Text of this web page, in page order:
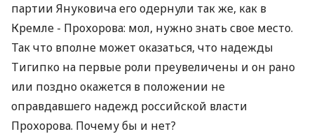
партии Януковича его одернули так же, как в
Кремле - Прохорова: мол, нужно знать свое место.
Так что вполне может оказаться, что надежды
Тигипко на первые роли преувеличены и он рано
или поздно окажется в положении не
оправдавшего надежд российской власти
Прохорова. Почему бы и нет?